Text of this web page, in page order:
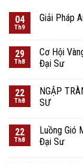
04
Th9
Giải Pháp
29
Th8
Cơ Hội
Đại Sư
22
Th8
NGẬP
SƯ
22
Th8
Luồng Gió
Đại Sư